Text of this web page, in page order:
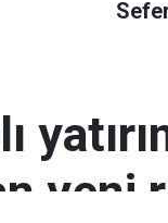
yeni